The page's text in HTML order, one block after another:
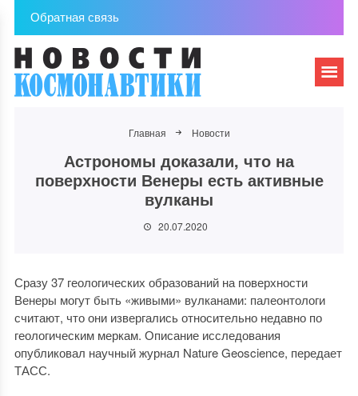
Обратная связь
Главная Новости
Астрономы доказали, что на
поверхности Венеры есть активные
вулканы
20.07.2020
Сразу 37 геологических образований на поверхности
Венеры могут быть «живыми» вулканами: палеонтологи
считают, что они извергались относительно недавно по
геологическим меркам. Описание исследования
опубликовал научный журнал Nature Geoscience, передает
ТАСС.